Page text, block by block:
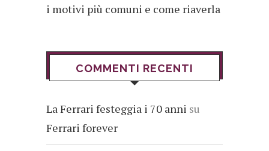
i motivi più comuni e come riaverla
COMMENTI RECENTI
La Ferrari festeggia i 70 anni su
Ferrari forever